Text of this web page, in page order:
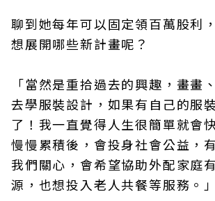
聊到她每年可以固定領百萬股利
想展開哪些新計畫呢？
「當然是重拾過去的興趣，畫畫
去學服裝設計，如果有自己的服
了！我一直覺得人生很簡單就會
慢慢累積後，會投身社會公益，
我們關心，會希望協助外配家庭
源，也想投入老人共餐等服務。」